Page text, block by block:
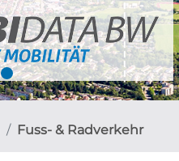
Fuss- & Radverkehr